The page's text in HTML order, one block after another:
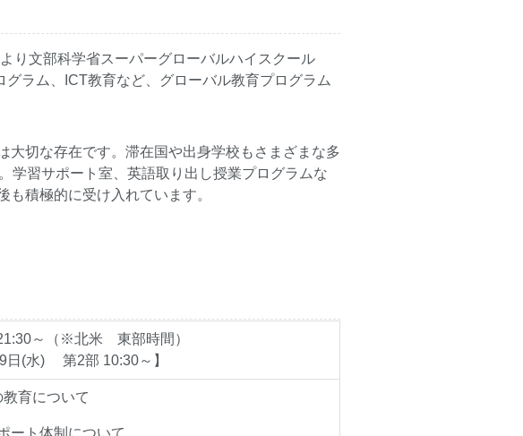
り文部科学省スーパーグローバルハイスクール
ラム、ICT教育など、グローバル教育プログラム
切な存在です。滞在国や出身学校もさまざまな多
学習サポート室、英語取り出し授業プログラムな
積極的に受け入れています。
～（※北米 東部時間）
日(水) 第2部 10:30～】
育について